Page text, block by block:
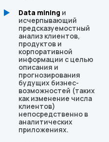
Data mining и
исчерпывающий
предсказуемостный
анализ клиентов,
продуктов и
корпоративной
информации с целью
описания и
прогнозирования
будущих бизнес-
возможностей (таких
как изменение числа
клиентов)
непосредственно в
аналитических
приложениях.